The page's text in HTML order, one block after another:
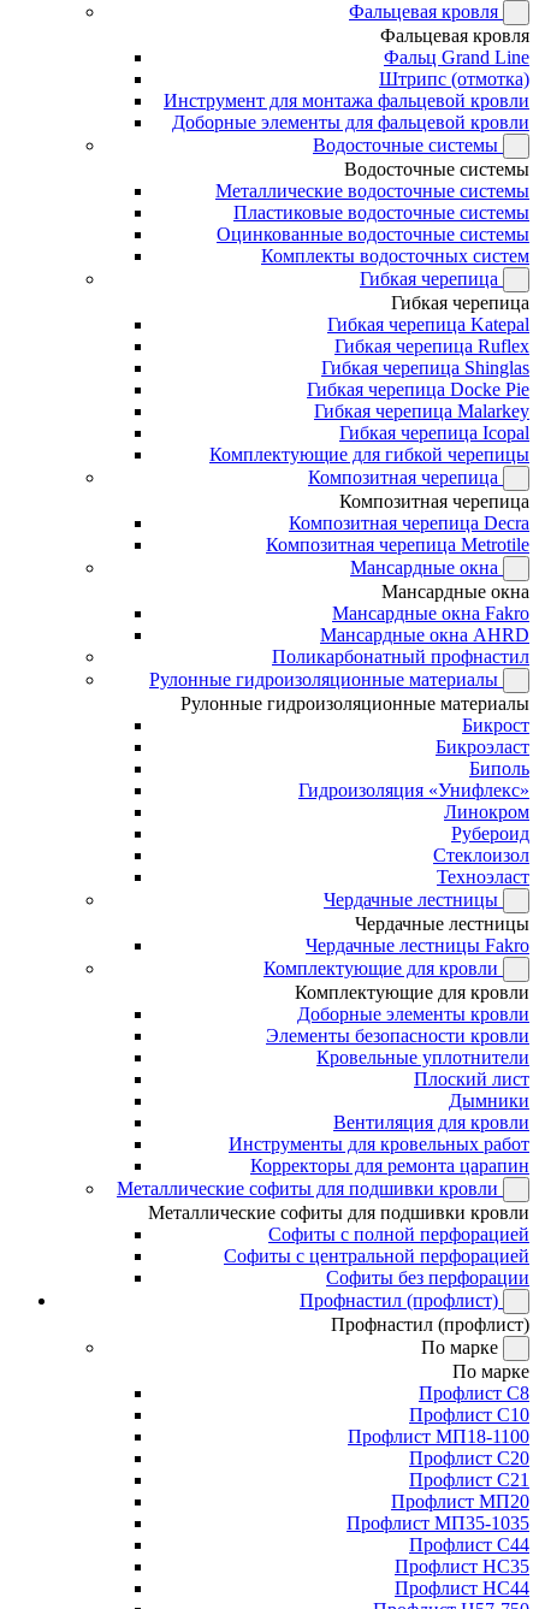
Фальцевая кровля
Фальцевая кровля
Фальц Grand Line
Штрипс (отмотка)
Инструмент для монтажа фальцевой кровли
Доборные элементы для фальцевой кровли
Водосточные системы
Водосточные системы
Металлические водосточные системы
Пластиковые водосточные системы
Оцинкованные водосточные системы
Комплекты водосточных систем
Гибкая черепица
Гибкая черепица
Гибкая черепица Katepal
Гибкая черепица Ruflex
Гибкая черепица Shinglas
Гибкая черепица Docke Pie
Гибкая черепица Malarkey
Гибкая черепица Icopal
Комплектующие для гибкой черепицы
Композитная черепица
Композитная черепица
Композитная черепица Decra
Композитная черепица Metrotile
Мансардные окна
Мансардные окна
Мансардные окна Fakro
Мансардные окна AHRD
Поликарбонатный профнастил
Рулонные гидроизоляционные материалы
Рулонные гидроизоляционные материалы
Бикрост
Бикроэласт
Биполь
Гидроизоляция «Унифлекс»
Линокром
Рубероид
Стеклоизол
Техноэласт
Чердачные лестницы
Чердачные лестницы
Чердачные лестницы Fakro
Комплектующие для кровли
Комплектующие для кровли
Доборные элементы кровли
Элементы безопасности кровли
Кровельные уплотнители
Плоский лист
Дымники
Вентиляция для кровли
Инструменты для кровельных работ
Корректоры для ремонта царапин
Металлические софиты для подшивки кровли
Металлические софиты для подшивки кровли
Софиты с полной перфорацией
Софиты с центральной перфорацией
Софиты без перфорации
Профнастил (профлист)
Профнастил (профлист)
По марке
По марке
Профлист С8
Профлист С10
Профлист МП18-1100
Профлист С20
Профлист С21
Профлист МП20
Профлист МП35-1035
Профлист С44
Профлист НС35
Профлист НС44